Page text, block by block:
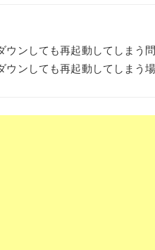
ウンしても再起動してしまう
ウンしても再起動してしまう